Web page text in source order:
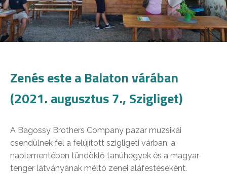
Zenés este a Balaton várában
(2021. augusztus 7., Szigliget)
A Bagossy Brothers Company pazar muzsikái
csendülnek fel a felújított szigligeti várban, a
naplementében tündöklő tanúhegyek és a magyar
tenger látványának méltó zenei aláfestéseként.